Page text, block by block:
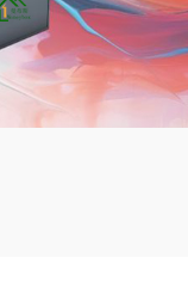
mbshou
se.com